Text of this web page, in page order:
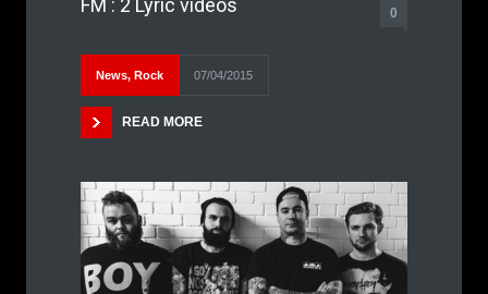
FM : 2 Lyric vidéos 0
News, Rock 07/04/2015
READ MORE